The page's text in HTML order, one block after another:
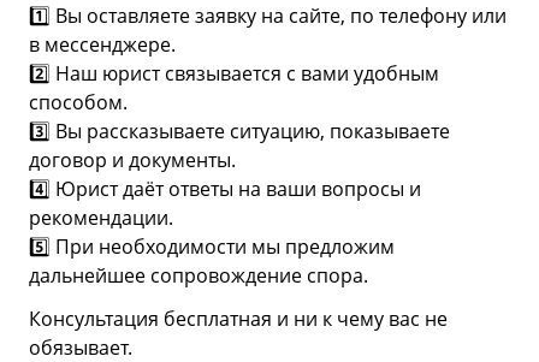
1️⃣ Вы оставляете заявку на сайте, по телефону или
в мессенджере.
2️⃣ Наш юрист связывается с вами удобным
способом.
3️⃣ Вы рассказываете ситуацию, показываете
договор и документы.
4️⃣ Юрист даёт ответы на ваши вопросы и
рекомендации.
5️⃣ При необходимости мы предложим
дальнейшее сопровождение спора.
Консультация бесплатная и ни к чему вас не
обязывает.